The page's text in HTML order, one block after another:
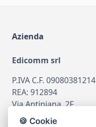
Azienda
Edicomm srl
P.IVA C.F. 09080381214
REA: 912894
Via Antiniana, 2F
80078 Pozzuoli
🍪 Cookie